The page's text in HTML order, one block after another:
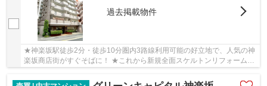
過去掲載物件
★神楽坂駅徒歩2分・徒歩10分圏内3路線利用可能の好立地で、人気の神
楽坂商店街がすぐそばに！ ★これから新規全面スケルトンリフォームを